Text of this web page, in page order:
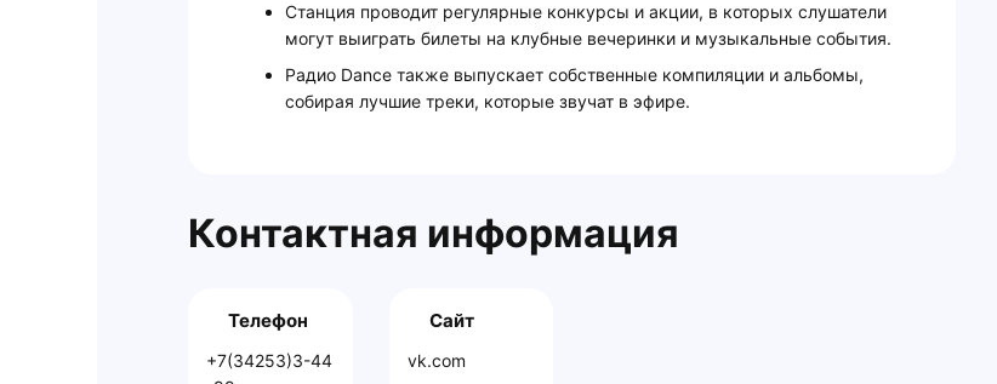
Станция проводит регулярные конкурсы и акции, в которых слушатели
могут выиграть билеты на клубные вечеринки и музыкальные события.
Радио Dance также выпускает собственные компиляции и альбомы,
собирая лучшие треки, которые звучат в эфире.
Контактная информация
Телефон
+7(34253)3-44
Сайт
vk.com